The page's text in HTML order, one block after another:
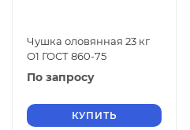
Чушка оловянная 23 кг
О1 ГОСТ 860-75
По запросу
КУПИТЬ